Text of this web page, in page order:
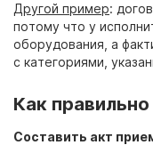
Другой пример:
потому что у
оборудования, а
с категориями,
Как
Составить акт